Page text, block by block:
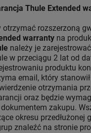
Thule Extended
otrzymać rozszerzoną
warranty na
należy je
w przeciągu 2 lat od
produktu
email, który
otrzymania
oraz będzie
zakupu.
okresu przedłużonej
znaleźć na stronie